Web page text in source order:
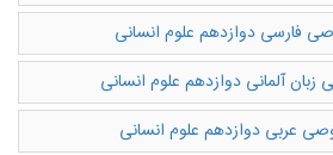
فارسی دوازدهم علوم انسانی
آلمانی دوازدهم علوم انسانی
عربی دوازدهم علوم انسانی